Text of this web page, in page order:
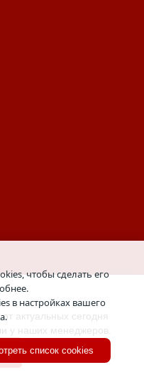
актуальных сегодня
у наших менеджеров.
чтобы сделать его
в настройках вашего
список cookies